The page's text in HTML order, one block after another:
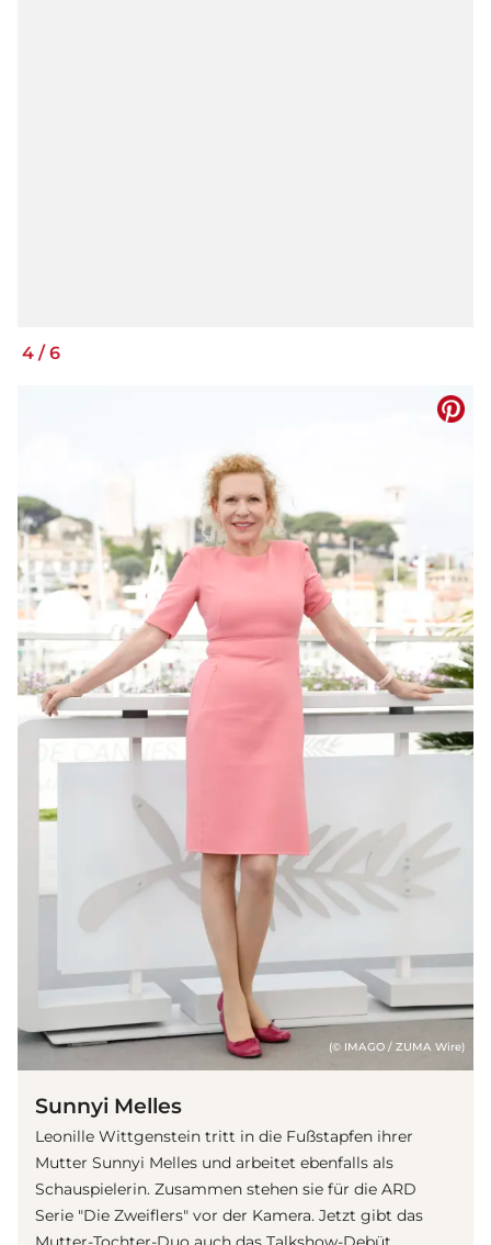
4 /6
(© IMAGO / ZUMA Wire)
Sunnyi Melles
Leonille Wittgenstein tritt in die Fußstapfen ihrer
Mutter Sunnyi Melles und arbeitet ebenfalls als
Schauspielerin. Zusammen stehen sie für die ARD
Serie "Die Zweiflers" vor der Kamera. Jetzt gibt das